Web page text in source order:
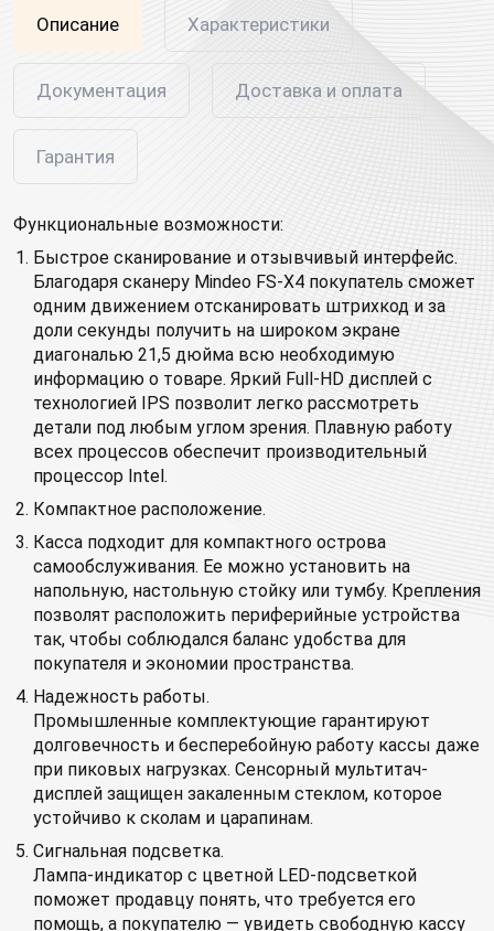
Описание Характеристики
Документация Доставка и оплата
Гарантия
Функциональные возможности:
Быстрое сканирование и отзывчивый интерфейс.
Благодаря сканеру Mindeo FS-X4 покупатель сможет
одним движением отсканировать штрихкод и за
доли секунды получить на широком экране
диагональю 21,5 дюйма всю необходимую
информацию о товаре. Яркий Full-HD дисплей с
технологией IPS позволит легко рассмотреть
детали под любым углом зрения. Плавную работу
всех процессов обеспечит производительный
процессор Intel.
Компактное расположение.
Касса подходит для компактного острова
самообслуживания. Ее можно установить на
напольную, настольную стойку или тумбу. Крепления
позволят расположить периферийные устройства
так, чтобы соблюдался баланс удобства для
покупателя и экономии пространства.
Надежность работы.
Промышленные комплектующие гарантируют
долговечность и бесперебойную работу кассы даже
при пиковых нагрузках. Сенсорный мультитач-
дисплей защищен закаленным стеклом, которое
устойчиво к сколам и царапинам.
Сигнальная подсветка.
Лампа-индикатор с цветной LED-подсветкой
поможет продавцу понять, что требуется его
помощь, а покупателю — увидеть свободную кассу